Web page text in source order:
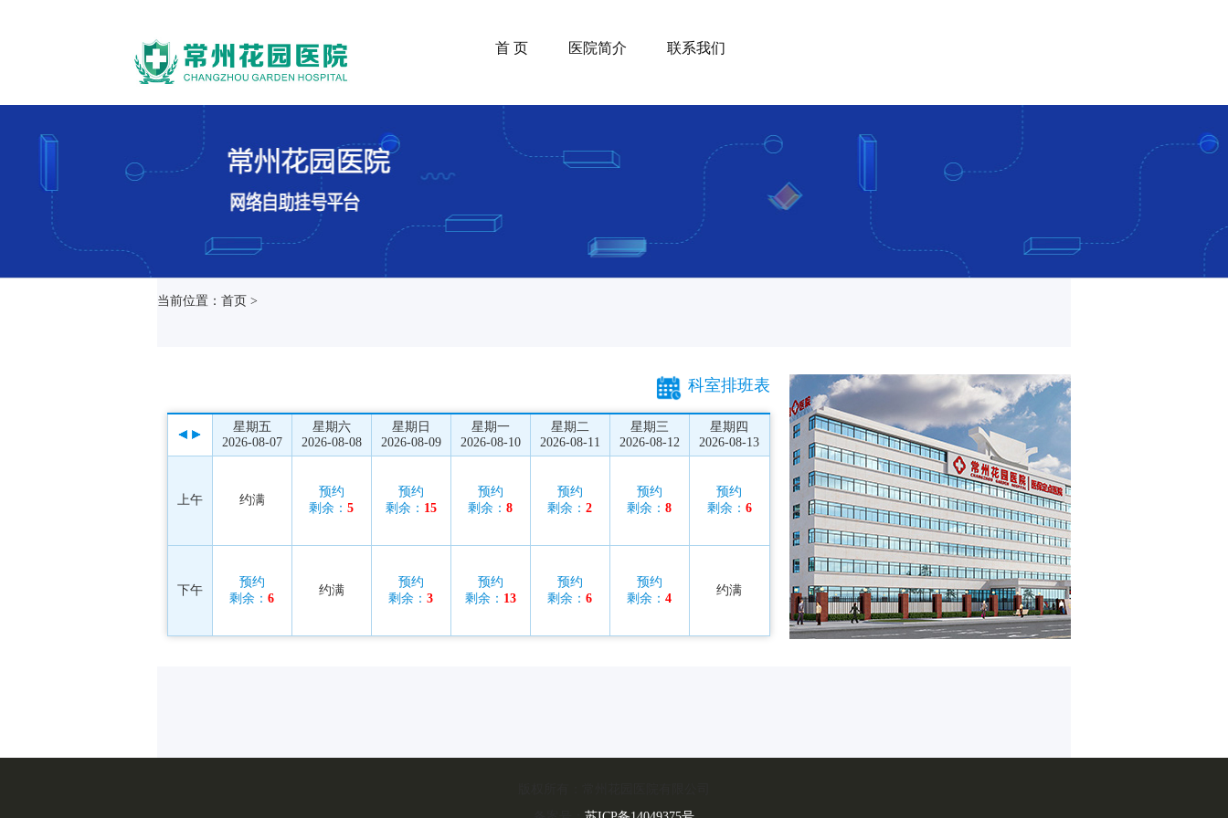
首 页 医院简介 联系我们
当前位置：首页 >
科室排班表
星期五
2026-08-07
星期六
2026-08-08
星期日
2026-08-09
星期一
2026-08-10
星期二
2026-08-11
星期三
2026-08-12
星期四
2026-08-13
上午 约满
预约
剩余： 5
预约
剩余： 15
预约
剩余： 8
预约
剩余： 2
预约
剩余： 8
预约
剩余： 6
下午
预约
剩余： 6
约满
预约
剩余： 3
预约
剩余： 13
预约
剩余： 6
预约
剩余： 4
约满